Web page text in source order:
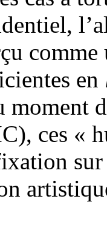
en
moment
ces «